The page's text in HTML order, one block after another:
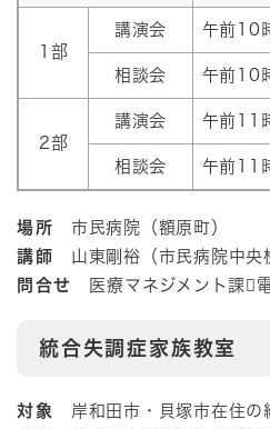
1部
講演会 午前10
相談会 午前10
2部
講演会 午前11
相談会 午前11
場所 市民病院（額原町）
講師 山東剛裕（市民病院中央
問合せ 医療マネジメント課
統合失調症家族教室
対象
岸和田市・貝塚市在住の